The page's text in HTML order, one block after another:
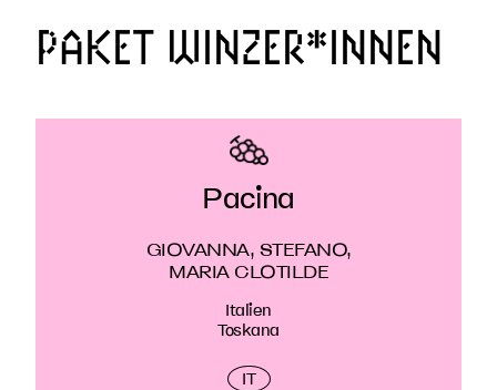
PAKET WINZER*INNEN
Pacina
GIOVANNA, STEFANO,
MARIA CLOTILDE
Italien
Toskana
IT